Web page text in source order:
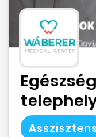
Asszisztens